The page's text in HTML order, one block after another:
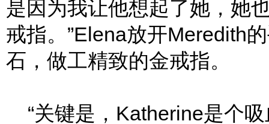
是因为我让他想起了她，她
戒指。”Elena放开Meredith
石，做工精致的金戒指。
“关键是，Katherine是个